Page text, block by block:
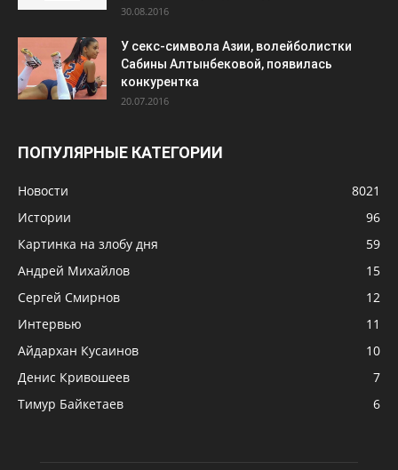
30.08.2016
У секс-символа Азии, волейболистки
Сабины Алтынбековой, появилась
конкурентка
20.07.2016
ПОПУЛЯРНЫЕ КАТЕГОРИИ
Новости
8021
Истории
96
Картинка на злобу дня
59
Андрей Михайлов
15
Сергей Смирнов
12
Интервью
11
Айдархан Кусаинов
10
Денис Кривошеев
7
Тимур Байкетаев
6